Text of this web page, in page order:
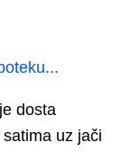
dosta
uz jači